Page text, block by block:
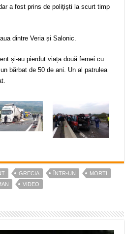
a fost prins de poliţişti la scurt timp
dintre Veria și Salonic.
și-au pierdut viața două femei cu
bărbat de 50 de ani. Un al patrulea
GRECIA ÎNTR-UN
MORTI
VIDEO